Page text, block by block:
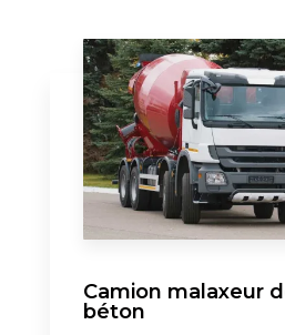
Camion malaxeur
béton